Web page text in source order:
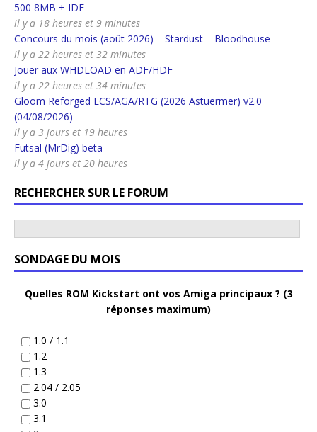
500 8MB + IDE
il y a 18 heures et 9 minutes
Concours du mois (août 2026) – Stardust – Bloodhouse
il y a 22 heures et 32 minutes
Jouer aux WHDLOAD en ADF/HDF
il y a 22 heures et 34 minutes
Gloom Reforged ECS/AGA/RTG (2026 Astuermer) v2.0
(04/08/2026)
il y a 3 jours et 19 heures
Futsal (MrDig) beta
il y a 4 jours et 20 heures
RECHERCHER SUR LE FORUM
SONDAGE DU MOIS
Quelles ROM Kickstart ont vos Amiga principaux ? (3
réponses maximum)
1.0 / 1.1
1.2
1.3
2.04 / 2.05
3.0
3.1